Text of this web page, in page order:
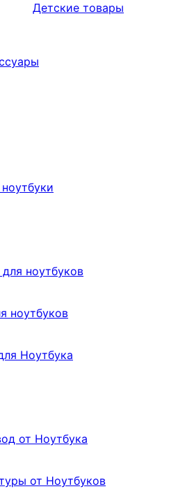
Детские товары
ноутбуков
ноутбуков
Ноутбука
от Ноутбука
от Ноутбуков